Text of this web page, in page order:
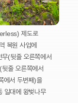
제도로
복원 사업에
(뒷줄 오른쪽에서
줄 오른쪽에서
에서 두번째)을
일대에 왕벚나무